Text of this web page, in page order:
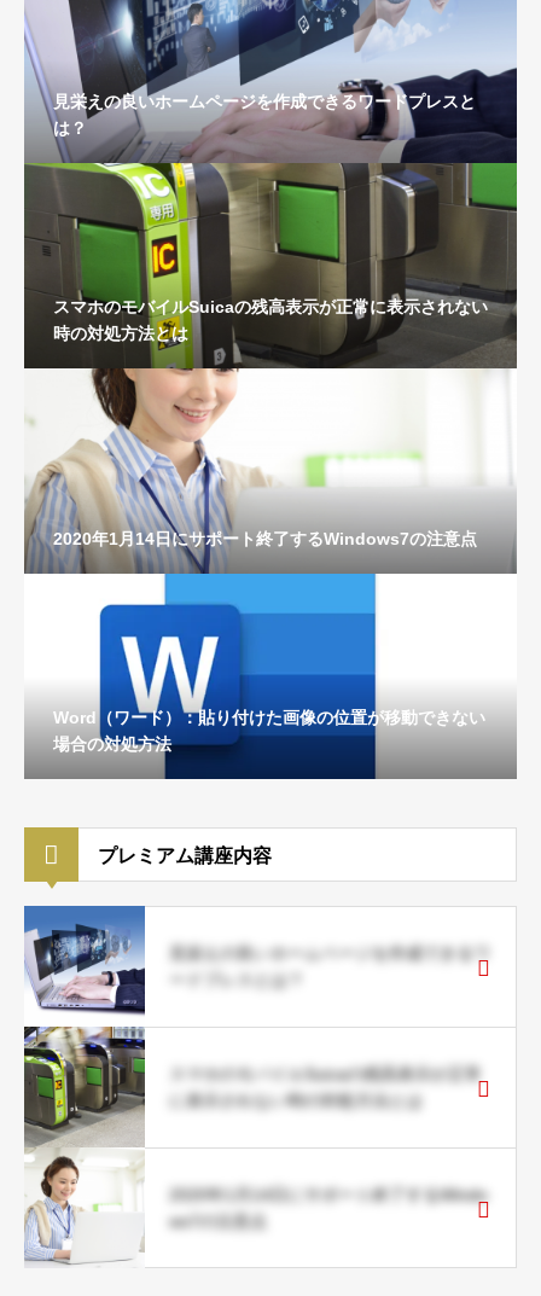
見栄えの良いホームページを作成できるワードプレスと
は？
スマホのモバイルSuicaの残高表示が正常に表示されない
時の対処方法とは
2020年1月14日にサポート終了するWindows7の注意点
Word（ワード）：貼り付けた画像の位置が移動できない
場合の対処方法
プレミアム講座内容
見栄えの良いホームページを作成できるワ
ードプレスとは？
スマホのモバイルSuicaの残高表示が正常
に表示されない時の対処方法とは
2020年1月14日にサポート終了するWindo
ws7の注意点